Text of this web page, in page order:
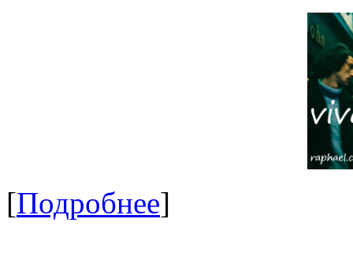
[Подробнее]